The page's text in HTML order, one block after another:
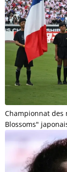
Championnat des
Blossoms"